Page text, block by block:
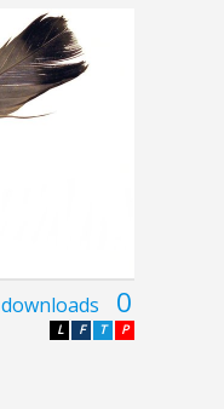
downloads 0
P
T
F
L